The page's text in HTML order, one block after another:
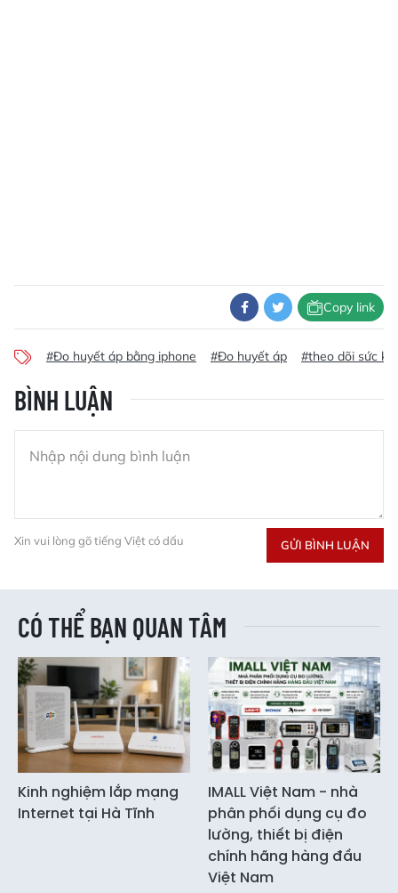
Copy link
#Đo huyết áp bằng iphone #Đo huyết áp #theo dõi sức
BÌNH LUẬN
Xin vui lòng gõ tiếng Việt có dấu GỬI BÌNH LUẬN
CÓ THỂ BẠN QUAN TÂM
Kinh nghiệm lắp mạng
Internet tại Hà Tĩnh
IMALL Việt Nam - nhà
phân phối dụng cụ đo
lường, thiết bị điện
chính hãng hàng đầu
Việt Nam